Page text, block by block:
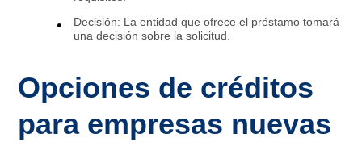
Decisión: La entidad que ofrece el préstamo tomará
una decisión sobre la solicitud.
Opciones de créditos
para empresas nuevas